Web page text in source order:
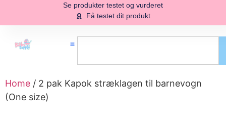
Se produkter testet og vurderet
Få testet dit produkt
Home / 2 pak Kapok stræklagen til barnevogn
(One size)